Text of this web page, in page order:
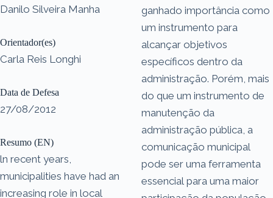
Danilo Silveira Manha
Orientador(es)
Carla Reis Longhi
Data de Defesa
27/08/2012
Resumo (EN)
ln recent years,
municipalities have had an
increasing role in local
ganhado importância como
um instrumento para
alcançar objetivos
específicos dentro da
administração. Porém, mais
do que um instrumento de
manutenção da
administração pública, a
comunicação municipal
pode ser uma ferramenta
essencial para uma maior